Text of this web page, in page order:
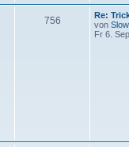
756
Re:
von
Fr 6.